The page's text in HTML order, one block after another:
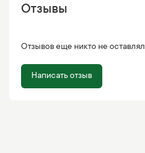
Отзывы
Отзывов еще никто не оставлял
Написать отзыв